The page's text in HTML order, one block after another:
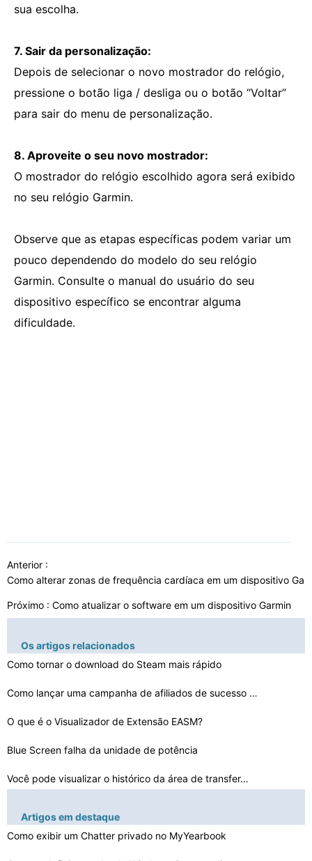
sua escolha.
7. Sair da personalização:
Depois de selecionar o novo mostrador do relógio,
pressione o botão liga / desliga ou o botão “Voltar”
para sair do menu de personalização.
8. Aproveite o seu novo mostrador:
O mostrador do relógio escolhido agora será exibido
no seu relógio Garmin.
Observe que as etapas específicas podem variar um
pouco dependendo do modelo do seu relógio
Garmin. Consulte o manual do usuário do seu
dispositivo específico se encontrar alguma
dificuldade.
Anterior :
Como alterar zonas de frequência cardíaca em um dispositivo
Próximo : Como atualizar o software em um dispositivo Garmin
Os artigos relacionados
Como tornar o download do Steam mais rápido
Como lançar uma campanha de afiliados de sucesso com W…
O que é o Visualizador de Extensão EASM?
Blue Screen falha da unidade de potência
Você pode visualizar o histórico da área de transfer…
Quantas vezes você pode ser banido do PS4
Artigos em destaque
Como exibir um Chatter privado no MyYearbook